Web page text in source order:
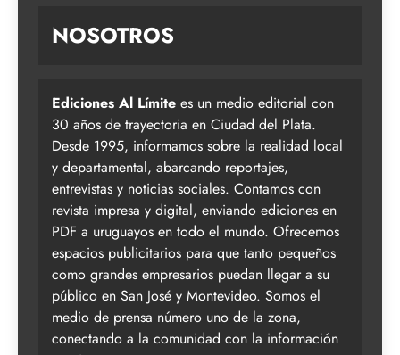
NOSOTROS
Ediciones Al Límite es un medio editorial con
30 años de trayectoria en Ciudad del Plata.
Desde 1995, informamos sobre la realidad local
y departamental, abarcando reportajes,
entrevistas y noticias sociales. Contamos con
revista impresa y digital, enviando ediciones en
PDF a uruguayos en todo el mundo. Ofrecemos
espacios publicitarios para que tanto pequeños
como grandes empresarios puedan llegar a su
público en San José y Montevideo. Somos el
medio de prensa número uno de la zona,
conectando a la comunidad con la información